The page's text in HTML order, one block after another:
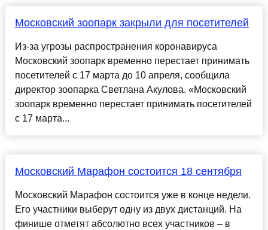
Московский зоопарк закрыли для посетителей
Из-за угрозы распространения коронавируса
Московский зоопарк временно перестает принимать
посетителей с 17 марта до 10 апреля, сообщила
директор зоопарка Светлана Акулова. «Московский
зоопарк временно перестает принимать посетителей
с 17 марта...
Московский Марафон состоится 18 сентября
Московский Марафон состоится уже в конце недели.
Его участники выберут одну из двух дистанций. На
финише отметят абсолютно всех участников – в